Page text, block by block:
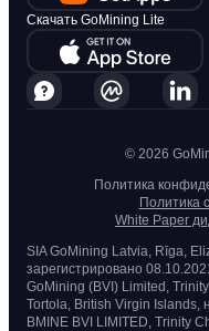
Скачать GoMining Lite
© 2026
Политика
Политика
White Paper
SIA GoMining Latvia, Rīga,
зарегистрировано
GoMining (BVI) Limited,
Tortola, British Virgin Islands,
BMINE BVI LIMITED, Trinity